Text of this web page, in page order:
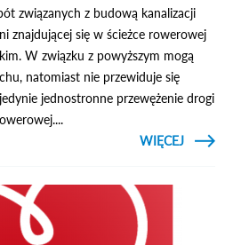
związanych z budową kanalizacji
znajdującej się w ścieżce rowerowej
W związku z powyższym mogą
natomiast nie przewiduje się
jednostronne przewężenie drogi
CZYTAJ
WIĘCEJ